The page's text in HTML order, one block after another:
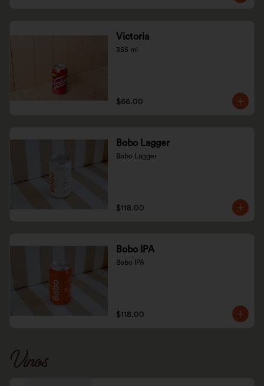
Victoria
355 ml
$66.00
Bobo Lagger
Bobo Lagger
$118.00
Bobo IPA
Bobo IPA
$118.00
Vinos